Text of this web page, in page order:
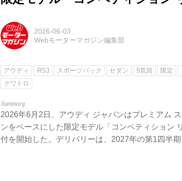
2026-06-03
Webモーターマガジン編集部
アウディ RS3 スポーツバック セダン 5気筒 限定
クワトロ
2026年6月2日、アウディ ジャパンはプレミアム
ンをベースにした限定モデル「コンペティション
付を開始した。デリバリーは、2027年の第1四半期